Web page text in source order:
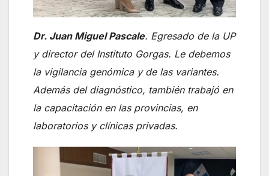
Dr. Juan Miguel Pascale. Egresado de la UP
y director del Instituto Gorgas. Le debemos
la vigilancia genómica y de las variantes.
Además del diagnóstico, también trabajó en
la capacitación en las provincias, en
laboratorios y clínicas privadas.